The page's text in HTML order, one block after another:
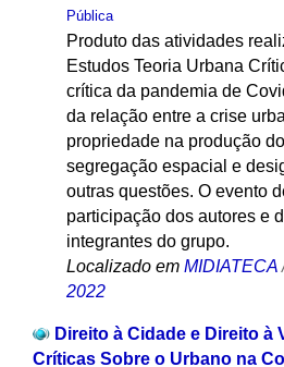
Pública
Produto das atividades
Estudos Teoria Urbana
crítica da pandemia de
da relação entre a crise
propriedade na produção
segregação espacial e
outras questões. O evento
participação dos autores e
integrantes do grupo.
Localizado em MIDIATECA
2022
Direito à Cidade e Direito à
Críticas Sobre o Urbano na